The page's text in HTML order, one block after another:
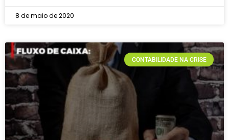
8 de maio de 2020
CONTABILIDADE NA CRISE